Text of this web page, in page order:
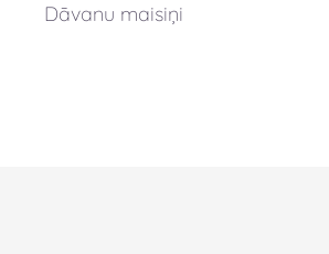
Dāvanu maisiņi